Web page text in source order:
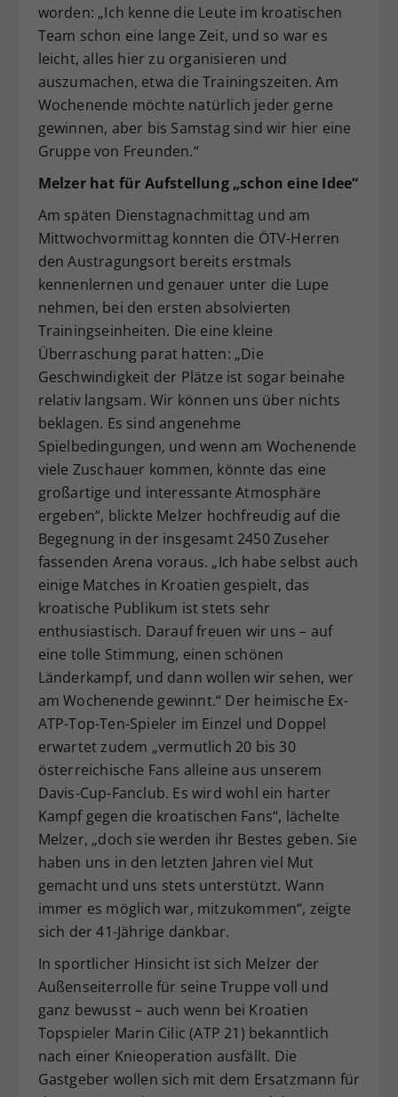
worden: „Ich kenne die Leute im kroatischen
Team schon eine lange Zeit, und so war es
leicht, alles hier zu organisieren und
auszumachen, etwa die Trainingszeiten. Am
Wochenende möchte natürlich jeder gerne
gewinnen, aber bis Samstag sind wir hier eine
Gruppe von Freunden.“
Melzer hat für Aufstellung „schon eine Idee“
Am späten Dienstagnachmittag und am
Mittwochvormittag konnten die ÖTV-Herren
den Austragungsort bereits erstmals
kennenlernen und genauer unter die Lupe
nehmen, bei den ersten absolvierten
Trainingseinheiten. Die eine kleine
Überraschung parat hatten: „Die
Geschwindigkeit der Plätze ist sogar beinahe
relativ langsam. Wir können uns über nichts
beklagen. Es sind angenehme
Spielbedingungen, und wenn am Wochenende
viele Zuschauer kommen, könnte das eine
großartige und interessante Atmosphäre
ergeben“, blickte Melzer hochfreudig auf die
Begegnung in der insgesamt 2450 Zuseher
fassenden Arena voraus. „Ich habe selbst auch
einige Matches in Kroatien gespielt, das
kroatische Publikum ist stets sehr
enthusiastisch. Darauf freuen wir uns – auf
eine tolle Stimmung, einen schönen
Länderkampf, und dann wollen wir sehen, wer
am Wochenende gewinnt.“ Der heimische Ex-
ATP-Top-Ten-Spieler im Einzel und Doppel
erwartet zudem „vermutlich 20 bis 30
österreichische Fans alleine aus unserem
Davis-Cup-Fanclub. Es wird wohl ein harter
Kampf gegen die kroatischen Fans“, lächelte
Melzer, „doch sie werden ihr Bestes geben. Sie
haben uns in den letzten Jahren viel Mut
gemacht und uns stets unterstützt. Wann
immer es möglich war, mitzukommen“, zeigte
sich der 41-Jährige dankbar.
In sportlicher Hinsicht ist sich Melzer der
Außenseiterrolle für seine Truppe voll und
ganz bewusst – auch wenn bei Kroatien
Topspieler Marin Cilic (ATP 21) bekanntlich
nach einer Knieoperation ausfällt. Die
Gastgeber wollen sich mit dem Ersatzmann für